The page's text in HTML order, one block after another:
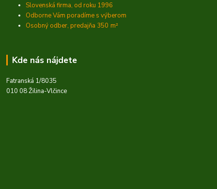
Slovenská firma, od roku 1996
Odborne Vám poradíme s výberom
Osobný odber, predajňa 350 m²
Kde nás nájdete
Fatranská 1/8035
010 08 Žilina-Vlčince